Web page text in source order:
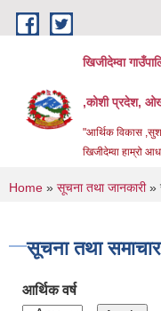
Skip to main content
खिजीदेम्वा
,कोशी प्रदेश,
"आर्थिक विकास
खिजीदेम्वा हाम्रो
You are here
Home » सूचना तथा जानकारी»
सूचना तथा समाचार
आर्थिक वर्ष